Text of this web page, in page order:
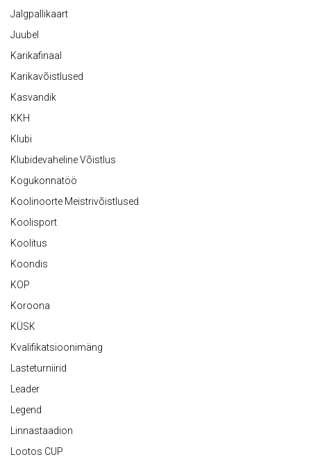
Jalgpallikaart
Juubel
Karikafinaal
Karikavõistlused
Kasvandik
KKH
Klubi
Klubidevaheline Võistlus
Kogukonnatöö
Koolinoorte Meistrivõistlused
Koolisport
Koolitus
Koondis
KOP
Koroona
KÜSK
Kvalifikatsioonimäng
Lasteturniirid
Leader
Legend
Linnastaadion
Lootos CUP